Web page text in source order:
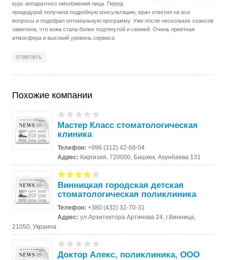
курс аппаратного омоложения лица. Перед
процедурой получила подробную консультацию, врач ответил на все
вопросы и подобрал оптимальную программу. Уже после нескольких сеансов
заметила, что кожа стала более подтянутой и свежей. Очень приятная
атмосфера и высокий уровень сервиса
ответить
Похожие компании
Мастер Класс стоматологическая
клиника
Телефон:+996 (312) 42-68-04
Адрес: Киргизия, 720000, Бишкек, Ахунбаева 131
Винницкая городская детская
стоматологическая поликлиника
Телефон:+380 (432) 32-70-31
Адрес:ул.Архитектора Артинова 24, г.Винница,
21050, Украина
Доктор Алекс, поликлиника, ООО